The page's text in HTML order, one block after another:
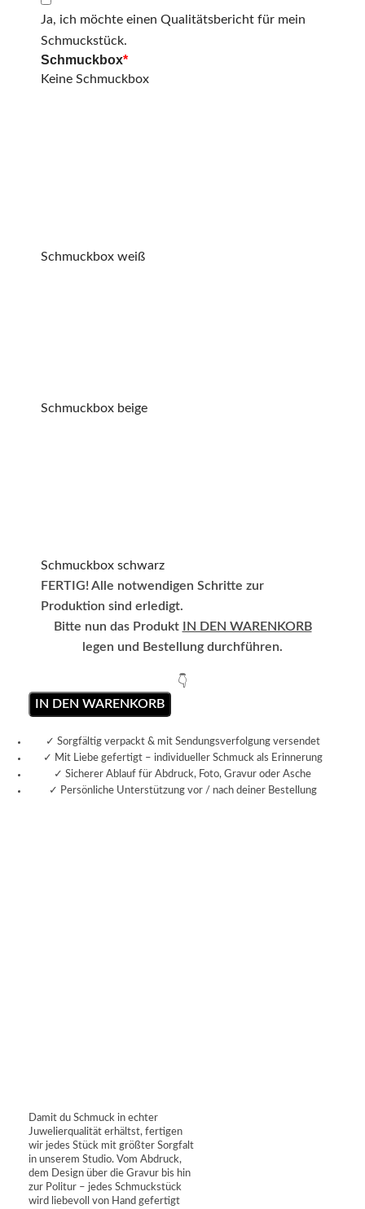
Ja, ich möchte einen Qualitätsbericht für mein
Schmuckstück.
*
Schmuckbox
Keine Schmuckbox
Schmuckbox weiß
Schmuckbox beige
Schmuckbox schwarz
FERTIG! Alle notwendigen Schritte zur
Produktion sind erledigt.
Bitte nun das Produkt
IN DEN WARENKORB
legen und Bestellung durchführen.
👇
IN DEN WARENKORB
✓ Sorgfältig verpackt & mit Sendungsverfolgung versendet
✓ Mit Liebe gefertigt – individueller Schmuck als Erinnerung
✓ Sicherer Ablauf für Abdruck, Foto, Gravur oder Asche
✓ Persönliche Unterstützung vor / nach deiner Bestellung
Damit du Schmuck in echter
Juwelierqualität erhältst, fertigen
wir jedes Stück mit größter Sorgfalt
in unserem Studio. Vom Abdruck,
dem Design über die Gravur bis hin
zur Politur – jedes Schmuckstück
wird liebevoll von Hand gefertigt